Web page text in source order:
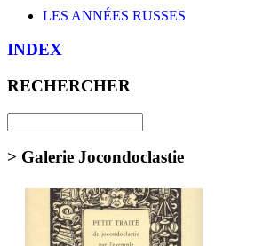
LES ANNÉES RUSSES
INDEX
RECHERCHER
> Galerie Jocondoclastie